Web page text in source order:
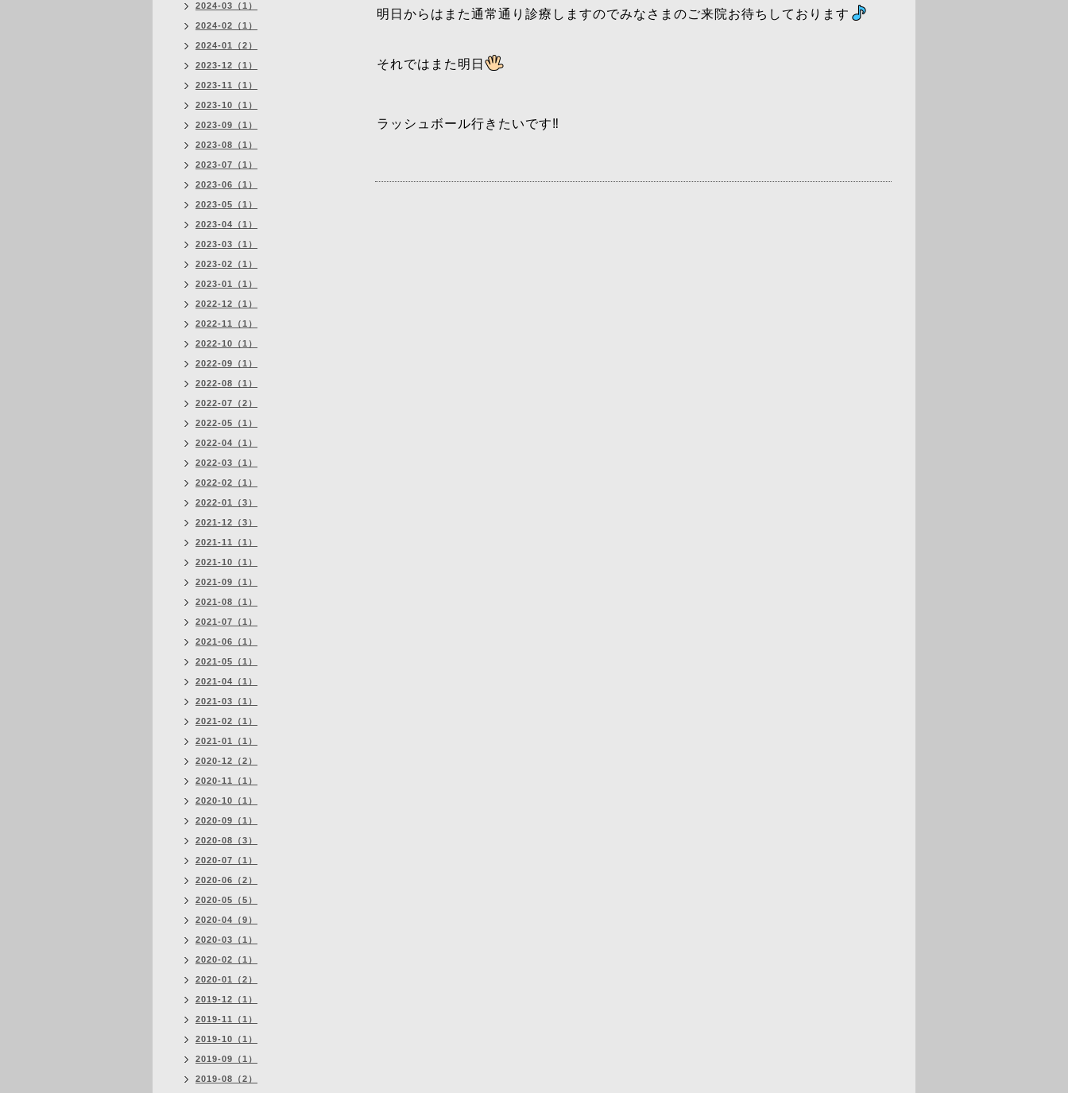
明日からはまた通常通り診療しますのでみなさまのご来院お待ちしております
それではまた明日
ラッシュボール行きたいです‼️
2024-03（1）
2024-02（1）
2024-01（2）
2023-12（1）
2023-11（1）
2023-10（1）
2023-09（1）
2023-08（1）
2023-07（1）
2023-06（1）
2023-05（1）
2023-04（1）
2023-03（1）
2023-02（1）
2023-01（1）
2022-12（1）
2022-11（1）
2022-10（1）
2022-09（1）
2022-08（1）
2022-07（2）
2022-05（1）
2022-04（1）
2022-03（1）
2022-02（1）
2022-01（3）
2021-12（3）
2021-11（1）
2021-10（1）
2021-09（1）
2021-08（1）
2021-07（1）
2021-06（1）
2021-05（1）
2021-04（1）
2021-03（1）
2021-02（1）
2021-01（1）
2020-12（2）
2020-11（1）
2020-10（1）
2020-09（1）
2020-08（3）
2020-07（1）
2020-06（2）
2020-05（5）
2020-04（9）
2020-03（1）
2020-02（1）
2020-01（2）
2019-12（1）
2019-11（1）
2019-10（1）
2019-09（1）
2019-08（2）